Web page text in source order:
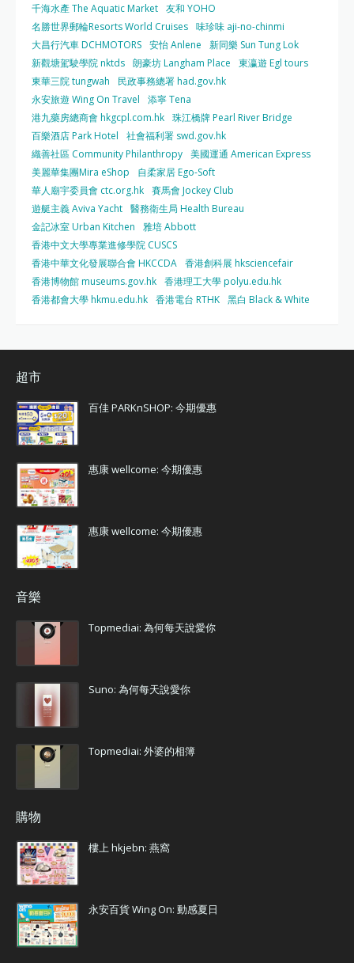
千海水產 The Aquatic Market 友和 YOHO
名勝世界郵輪Resorts World Cruises 味珍味 aji-no-chinmi
大昌行汽車 DCHMOTORS 安怡 Anlene
新同樂 Sun Tung Lok
新觀塘駕駛學院 nktds 朗豪坊 Langham Place
東瀛遊 Egl tours
東華三院 tungwah
民政事務總署 had.gov.hk
永安旅遊 Wing On Travel
添寧 Tena
港九藥房總商會 hkgcpl.com.hk 珠江橋牌 Pearl River Bridge
百樂酒店 Park Hotel
社會福利署 swd.gov.hk
織善社區 Community Philanthropy 美國運通 American Express
美麗華集團Mira eShop
自柔家居 Ego-Soft
華人廟宇委員會 ctc.org.hk 賽馬會 Jockey Club
遊艇主義 Aviva Yacht 醫務衛生局 Health Bureau
金記冰室 Urban Kitchen
雅培 Abbott
香港中文大學專業進修學院 CUSCS
香港中華文化發展聯合會 HKCCDA 香港創科展 hksciencefair
香港博物館 museums.gov.hk 香港理工大學 polyu.edu.hk
香港都會大學 hkmu.edu.hk 香港電台 RTHK 黑白 Black & White
超市
百佳 PARKnSHOP: 今期優惠
惠康 wellcome: 今期優惠
惠康 wellcome: 今期優惠
音樂
Topmediai: 為何每天說愛你
Suno: 為何每天說愛你
Topmediai: 外婆的相簿
購物
樓上 hkjebn: 燕窩
永安百貨 Wing On: 動感夏日